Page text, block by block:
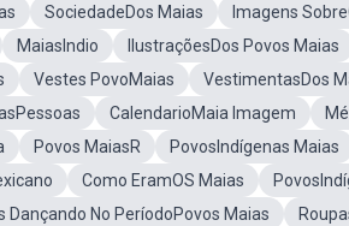
SociedadeDos Maias Imagens
MaiasIndio IlustraçõesDos Povos Maias
Vestes PovoMaias VestimentasDos
CalendarioMaia Imagem
Povos MaiasR PovosIndígenas Maias
Como EramOS Maias
Dançando No PeríodoPovos Maias